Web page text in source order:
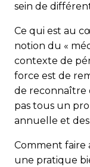
sein de
Ce qui est au
notion du «
contexte de
force est de
de reconnaître
pas tous un
annuelle et des
Comment
une pratique